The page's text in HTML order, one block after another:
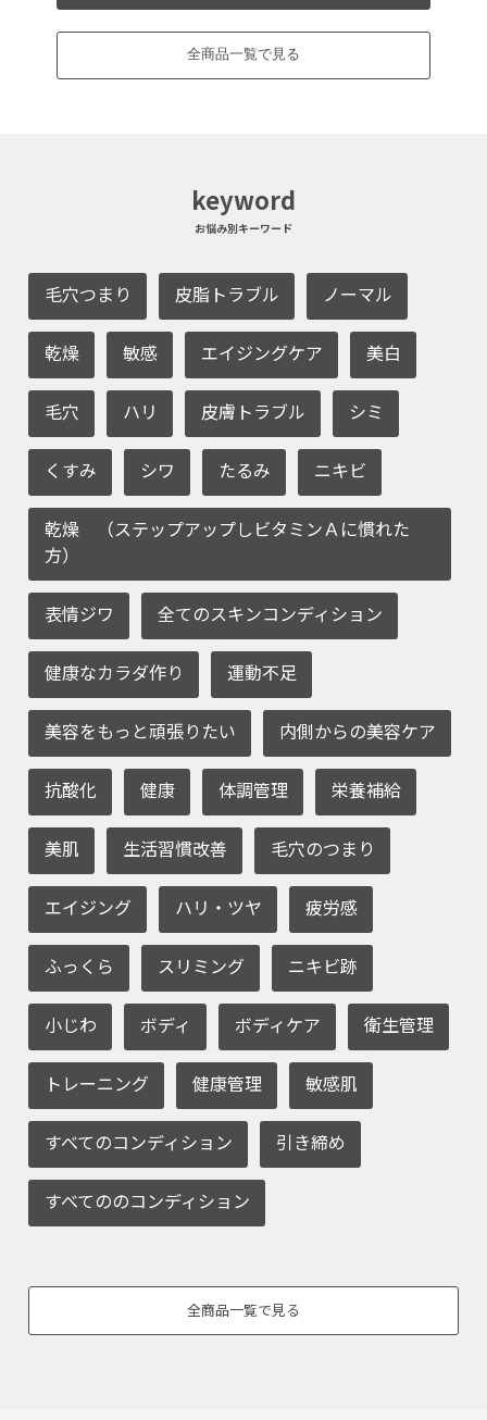
全商品一覧で見る
keyword
お悩み別キーワード
毛穴つまり 皮脂トラブル ノーマル
乾燥 敏感 エイジングケア 美白
毛穴 ハリ 皮膚トラブル シミ
くすみ シワ たるみ ニキビ
乾燥 （ステップアップしビタミンＡに慣れた
方）
表情ジワ 全てのスキンコンディション
健康なカラダ作り 運動不足
美容をもっと頑張りたい 内側からの美容ケア
抗酸化 健康 体調管理 栄養補給
美肌 生活習慣改善 毛穴のつまり
エイジング ハリ・ツヤ 疲労感
ふっくら スリミング ニキビ跡
小じわ ボディ ボディケア 衛生管理
トレーニング 健康管理 敏感肌
すべてのコンディション 引き締め
すべてののコンディション
全商品一覧で見る